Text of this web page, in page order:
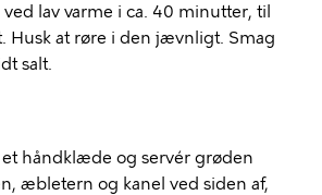
lav varme i ca. 40 minutter, til
Husk at røre i den jævnligt. Smag
salt.
håndklæde og servér grøden
æbletern og kanel ved siden af,